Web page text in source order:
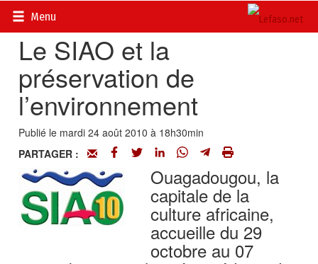
Menu
Accueil>
Le SIAO et la
préservation de
l’environnement
Publié le mardi 24 août 2010 à 18h30min
PARTAGER :
Ouagadougou, la
capitale de la
culture africaine,
accueille du 29
octobre au 07